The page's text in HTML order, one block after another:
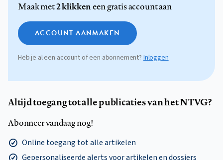
Maak met2 klikkeneen gratis account aan
ACCOUNT AANMAKEN
Heb je al een account of een abonnement?Inloggen
Altijd toegang tot alle publicaties van het NTVG?
Abonneer vandaag nog!
Online toegang tot alle artikelen
Gepersonaliseerde alerts voor artikelen en dossiers